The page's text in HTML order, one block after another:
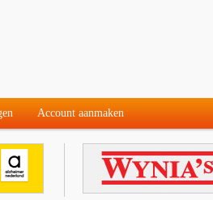
Account aanmaken